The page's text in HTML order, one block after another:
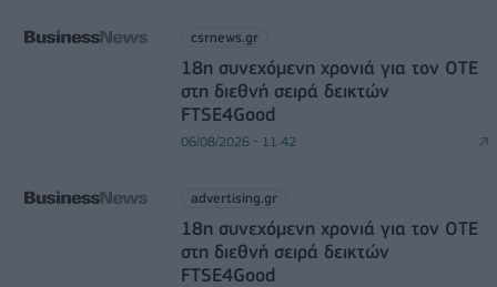
csrnews.gr
18η συνεχόμενη χρονιά για τον ΟΤΕ
στη διεθνή σειρά δεικτών
FTSE4Good
06/08/2026 - 11:42
advertising.gr
18η συνεχόμενη χρονιά για τον ΟΤΕ
στη διεθνή σειρά δεικτών
FTSE4Good